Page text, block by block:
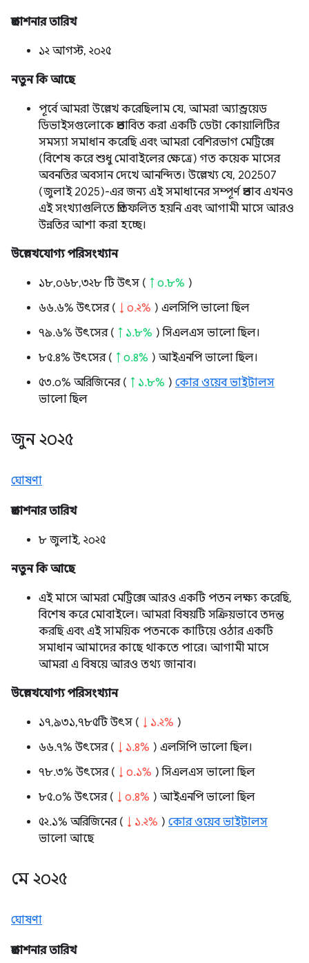
প্রকাশনার তারিখ
১২ আগস্ট, ২০২৫
নতুন কি আছে
পূর্বে আমরা উল্লেখ করেছিলাম যে, আমরা অ্যান্ড্রয়েড
ডিভাইসগুলোকে প্রভাবিত করা একটি ডেটা কোয়ালিটির
সমস্যা সমাধান করেছি এবং আমরা বেশিরভাগ মেট্রিক্সে
(বিশেষ করে শুধু মোবাইলের ক্ষেত্রে) গত কয়েক মাসের
অবনতির অবসান দেখে আনন্দিত। উল্লেখ্য যে, 202507
(জুলাই 2025)-এর জন্য এই সমাধানের সম্পূর্ণ প্রভাব এখনও
এই সংখ্যাগুলিতে প্রতিফলিত হয়নি এবং আগামী মাসে আরও
উন্নতির আশা করা হচ্ছে।
উল্লেখযোগ্য পরিসংখ্যান
১৮,০৬৮,৩২৮ টি উৎস ( ↑ ০.৮% )
৬৬.৬% উৎসের ( ↓ ০.২% ) এলসিপি ভালো ছিল
৭৯.৬% উৎসের ( ↑ ১.৮% ) সিএলএস ভালো ছিল।
৮৫.৪% উৎসের ( ↑ ০.৪% ) আইএনপি ভালো ছিল।
৫৩.০% অরিজিনের ( ↑ ১.৮% ) কোর ওয়েব ভাইটালস
ভালো ছিল
জুন ২০২৫
ঘোষণা
প্রকাশনার তারিখ
৮ জুলাই, ২০২৫
নতুন কি আছে
এই মাসে আমরা মেট্রিক্সে আরও একটি পতন লক্ষ্য করেছি,
বিশেষ করে মোবাইলে। আমরা বিষয়টি সক্রিয়ভাবে তদন্ত
করছি এবং এই সাময়িক পতনকে কাটিয়ে ওঠার একটি
সমাধান আমাদের কাছে থাকতে পারে। আগামী মাসে
আমরা এ বিষয়ে আরও তথ্য জানাব।
উল্লেখযোগ্য পরিসংখ্যান
১৭,৯৩১,৭৮৫টি উৎস ( ↓ ১.২% )
৬৬.৭% উৎসের ( ↓ ১.৪% ) এলসিপি ভালো ছিল।
৭৮.৩% উৎসের ( ↓ ০.১% ) সিএলএস ভালো ছিল
৮৫.০% উৎসের ( ↓ ০.৪% ) আইএনপি ভালো ছিল
৫২.১% অরিজিনের ( ↓ ১.২% ) কোর ওয়েব ভাইটালস
ভালো আছে
মে ২০২৫
ঘোষণা
প্রকাশনার তারিখ